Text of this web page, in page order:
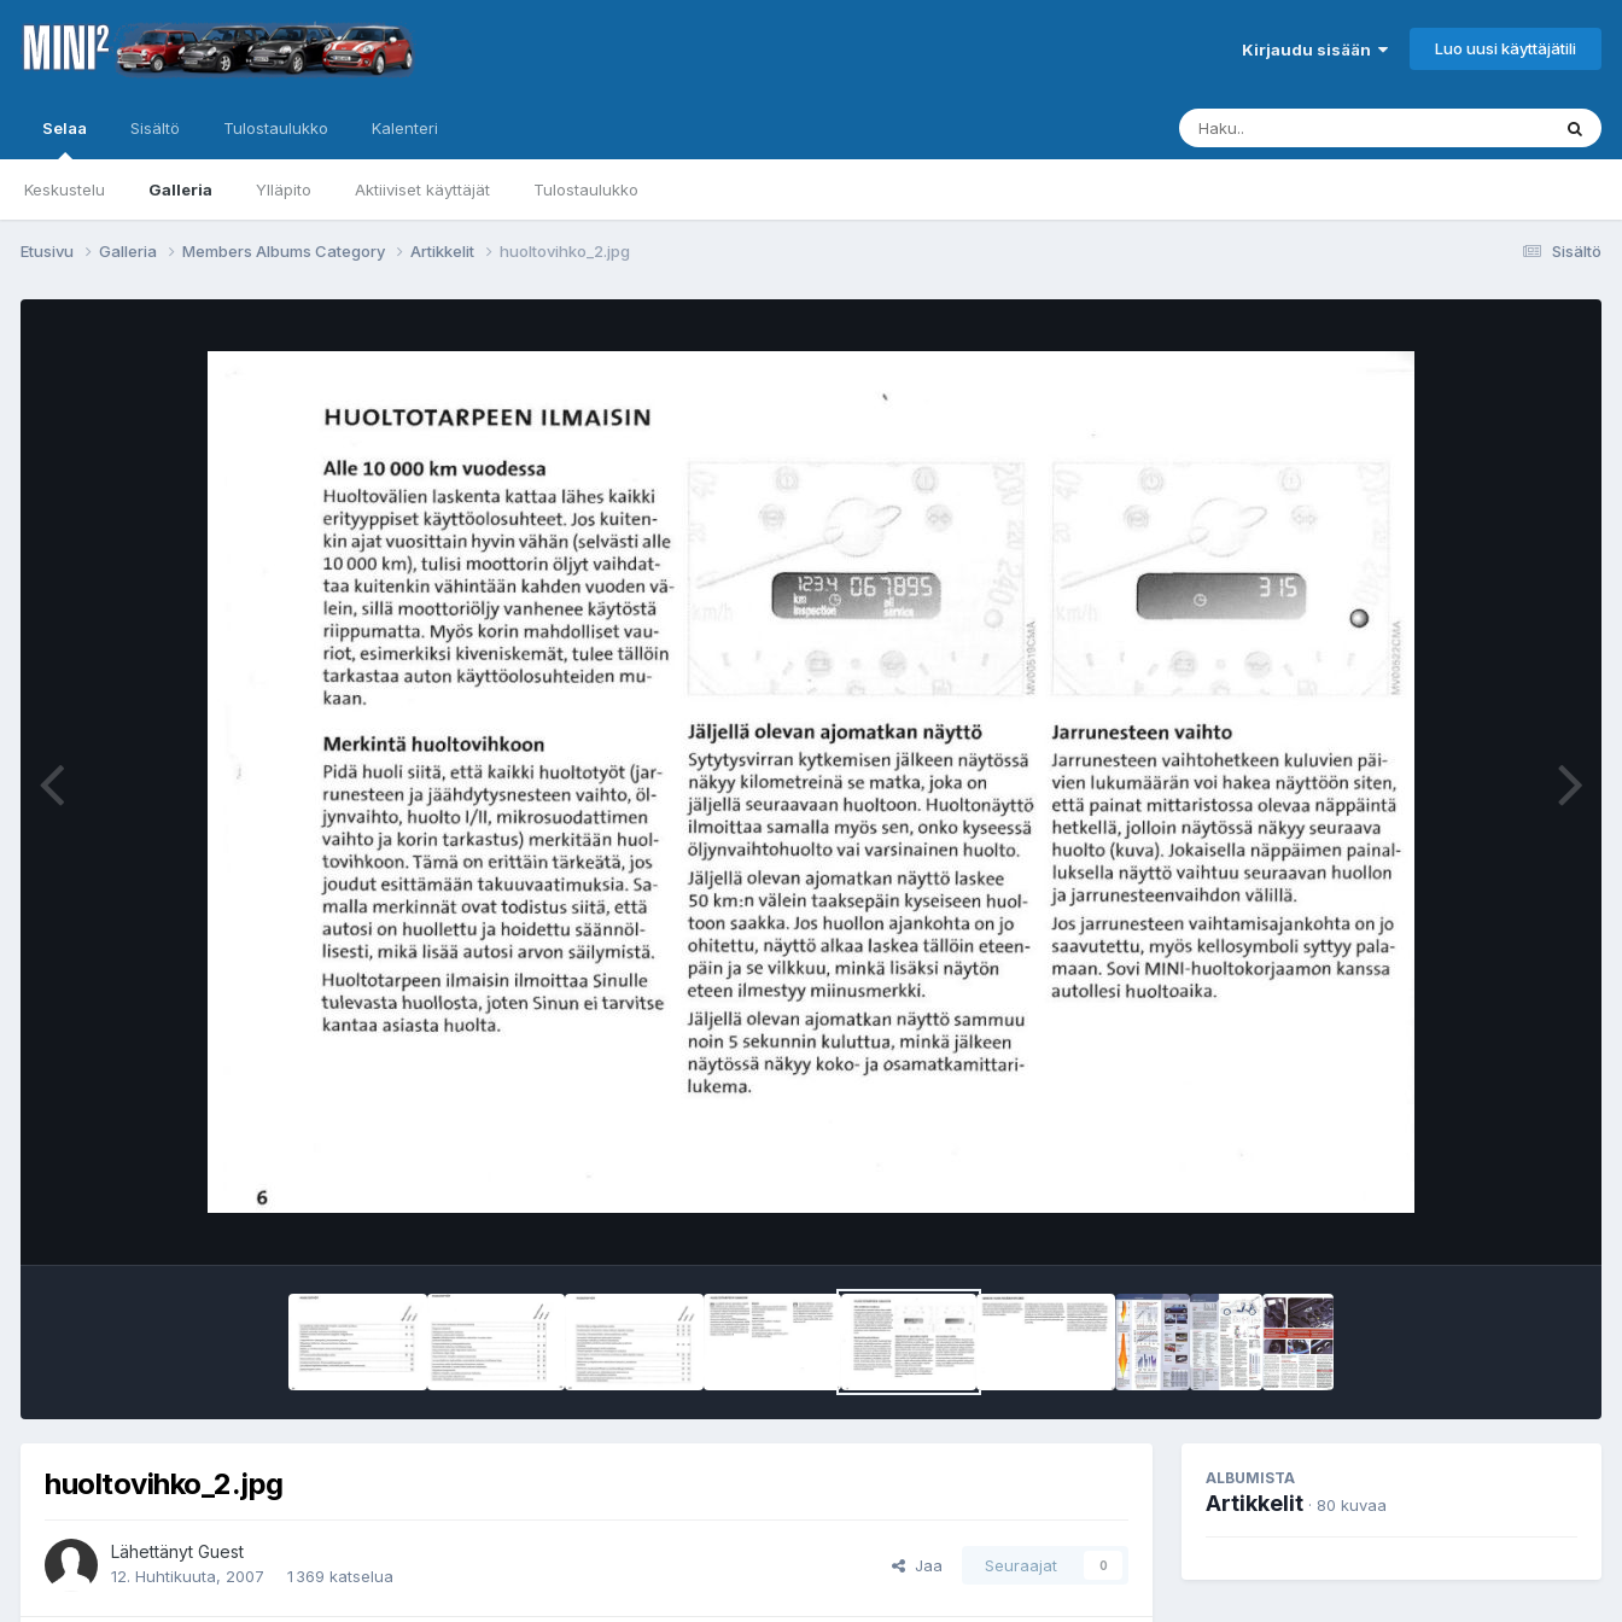
Kirjaudu sisään Luo uusi käyttäjätili
Selaa
Keskustelu Galleria Ylläpito Aktiiviset käyttäjät Tulostaulukko
Sisältö Tulostaulukko Kalenteri
Sisältö
Etusivu Galleria Members Albums Category Artikkelit huoltovihko_2.jpg
huoltovihko_2.jpg
Lähettänyt Guest
12. Huhtikuuta, 2007 1 369 katselua
Jaa Seuraajat 0
ALBUMISTA
Artikkelit · 80 kuvaa